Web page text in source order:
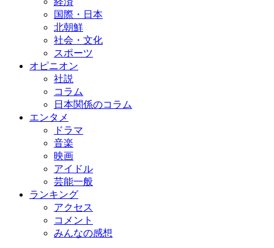
国際・日本
北朝鮮
社会・文化
スポーツ
オピニオン
社説
コラム
日本関係のコラム
エンタメ
ドラマ
音楽
映画
アイドル
芸能一般
ランキング
アクセス
コメント
みんなの感想